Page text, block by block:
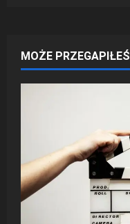
MOŻE PRZEGAPIŁEŚ